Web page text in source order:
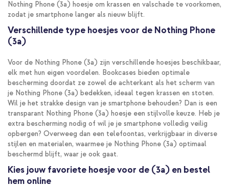
Nothing Phone (3a) hoesje om krassen en valschade te voorkomen,
zodat je smartphone langer als nieuw blijft.
Verschillende type hoesjes voor de Nothing Phone
(3a)
Voor de Nothing Phone (3a) zijn verschillende hoesjes beschikbaar,
elk met hun eigen voordelen. Bookcases bieden optimale
bescherming doordat ze zowel de achterkant als het scherm van
je Nothing Phone (3a) bedekken, ideaal tegen krassen en stoten.
Wil je het strakke design van je smartphone behouden? Dan is een
transparant Nothing Phone (3a) hoesje een stijlvolle keuze. Heb je
extra bescherming nodig of wil je je smartphone volledig veilig
opbergen? Overweeg dan een telefoontas, verkrijgbaar in diverse
stijlen en materialen, waarmee je Nothing Phone (3a) optimaal
beschermd blijft, waar je ook gaat.
Kies jouw favoriete hoesje voor de (3a) en bestel
hem online